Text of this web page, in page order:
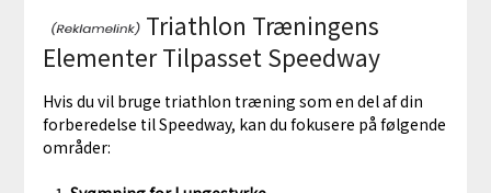
Triathlon Træningens
Elementer Tilpasset Speedway
Hvis du vil bruge triathlon træning som en del af din
forberedelse til Speedway, kan du fokusere på følgende
områder: